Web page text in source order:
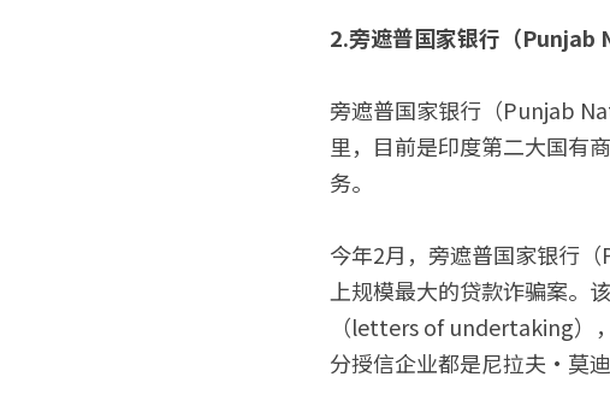
2.旁遮普国家银行（Punjab
旁遮普国家银行（Punjab
里，目前是印度第二大国有
务。
今年2月，旁遮普国家银行
上规模最大的贷款诈骗案。
（letters of undertaking）
分授信企业都是尼拉夫·莫